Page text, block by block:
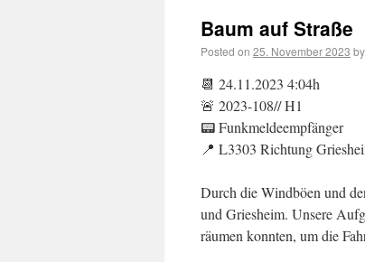
Baum auf Straße
Posted on 25. November 2023 by
📆 24.11.2023 4:04h
🚨 2023-108// H1
📟 Funkmeldeempfänger
📍 L3303 Richtung
Durch die Windböen und
und Griesheim. Unsere
räumen konnten, um die